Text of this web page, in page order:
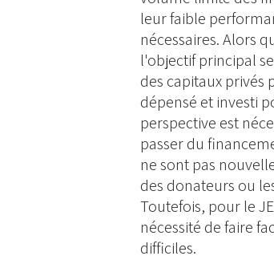
leur faible
nécessaires. Alors
l'objectif principal
des capitaux
dépensé et investi
perspective est
passer du
ne sont pas
des donateurs ou
Toutefois, pour le
nécessité de faire
difficiles.